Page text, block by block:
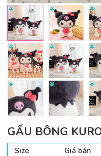
GẤU BÔNG
Size Giá bán